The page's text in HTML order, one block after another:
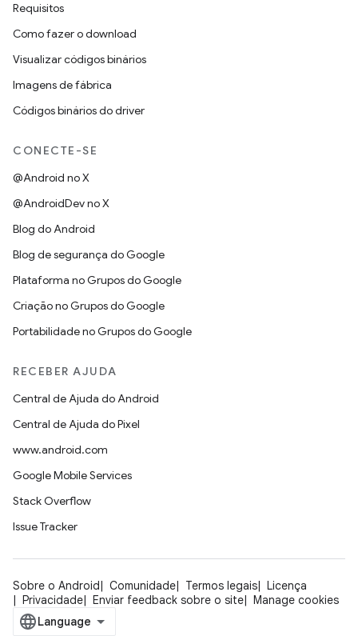
Requisitos
Como fazer o download
Visualizar códigos binários
Imagens de fábrica
Códigos binários do driver
CONECTE-SE
@Android no X
@AndroidDev no X
Blog do Android
Blog de segurança do Google
Plataforma no Grupos do Google
Criação no Grupos do Google
Portabilidade no Grupos do Google
RECEBER AJUDA
Central de Ajuda do Android
Central de Ajuda do Pixel
www.android.com
Google Mobile Services
Stack Overflow
Issue Tracker
Sobre o Android Comunidade Termos legais
Licença
Privacidade
Enviar feedback sobre o site Manage cookies